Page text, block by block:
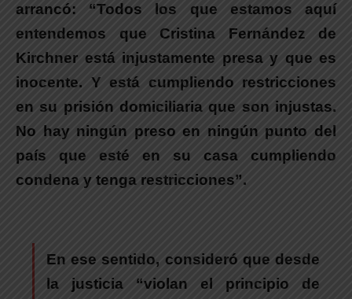
arrancó: “Todos los que estamos aquí
entendemos que Cristina Fernández de
Kirchner está injustamente presa y que es
inocente. Y está cumpliendo restricciones
en su prisión domiciliaria que son injustas.
No hay ningún preso en ningún punto del
país que esté en su casa cumpliendo
condena y tenga restricciones”.
En ese sentido, consideró que desde
la justicia “violan el principio de